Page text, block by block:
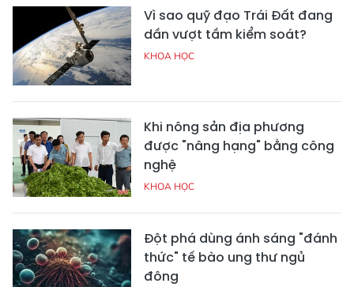
Vì sao quỹ đạo Trái Đất đang
dần vượt tầm kiểm soát?
KHOA HỌC
Khi nông sản địa phương
được "nâng hạng" bằng công
nghệ
KHOA HỌC
Đột phá dùng ánh sáng "đánh
thức" tế bào ung thư ngủ
đông